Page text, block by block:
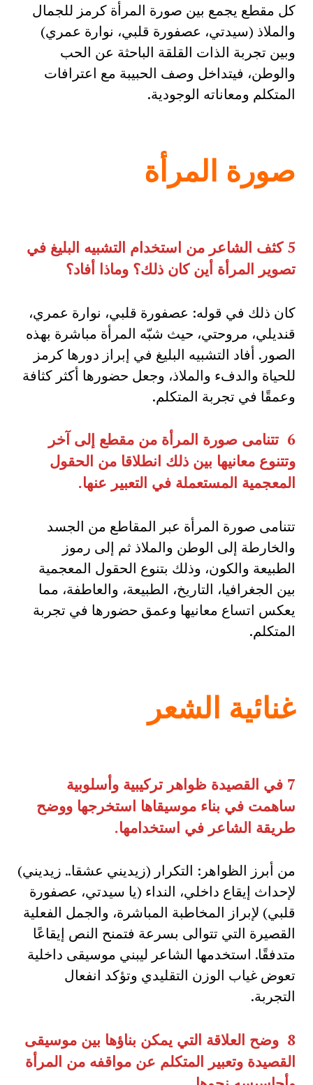
كل مقطع يجمع بين صورة المرأة كرمز للجمال
والملاذ (سيدتي، عصفورة قلبي، نوارة عمري)
وبين تجربة الذات القلقة الباحثة عن الحب
والوطن، فيتداخل وصف الحبيبة مع اعترافات
المتكلم ومعاناته الوجودية.
صورة المرأة
5 كثف الشاعر من استخدام التشبيه البليغ في
تصوير المرأة أين كان ذلك؟ وماذا أفاد؟
كان ذلك في قوله: عصفورة قلبي، نوارة عمري،
قنديلي، مروحتي، حيث شبّه المرأة مباشرة بهذه
الصور. أفاد التشبيه البليغ في إبراز دورها كرمز
للحياة والدفء والملاذ، وجعل حضورها أكثر كثافة
وعمقًا في تجربة المتكلم.
6 تتنامى صورة المرأة من مقطع إلى آخر
وتتنوع معانيها بين ذلك انطلاقا من الحقول
المعجمية المستعملة في التعبير عنها.
تتنامى صورة المرأة عبر المقاطع من الجسد
والخارطة إلى الوطن والملاذ ثم إلى رموز
الطبيعة والكون، وذلك بتنوع الحقول المعجمية
بين الجغرافيا، التاريخ، الطبيعة، والعاطفة، مما
يعكس اتساع معانيها وعمق حضورها في تجربة
المتكلم.
غنائية الشعر
7 في القصيدة ظواهر تركيبية وأسلوبية
ساهمت في بناء موسيقاها استخرجها ووضح
طريقة الشاعر في استخدامها.
من أبرز الظواهر: التكرار (زيديني عشقا.. زيديني)
لإحداث إيقاع داخلي، النداء (يا سيدتي، عصفورة
قلبي) لإبراز المخاطبة المباشرة، والجمل الفعلية
القصيرة التي تتوالى بسرعة فتمنح النص إيقاعًا
متدفقًا. استخدمها الشاعر ليبني موسيقى داخلية
تعوض غياب الوزن التقليدي وتؤكد انفعال
التجربة.
8 وضح العلاقة التي يمكن بناؤها بين موسيقى
القصيدة وتعبير المتكلم عن مواقفه من المرأة